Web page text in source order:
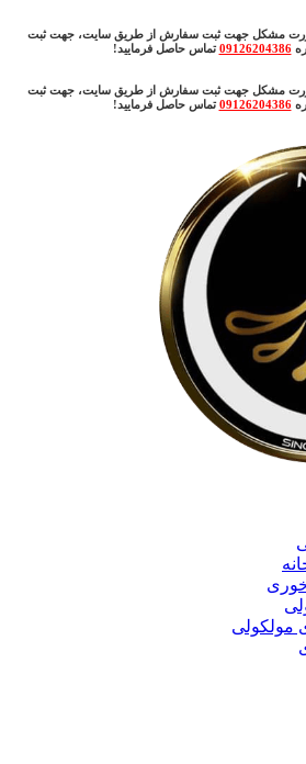
مشکل جهت ثبت سفارش از طریق سایت، جهت ثبت
09126204386 تماس حاصل فرمایید!
مشکل جهت ثبت سفارش از طریق سایت، جهت ثبت
09126204386 تماس حاصل فرمایید!
خوری
مولکولی